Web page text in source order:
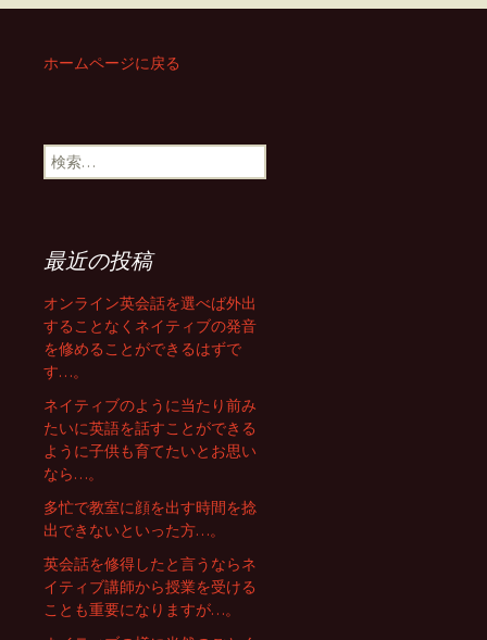
稿
ナ
ビ
ー
シ
ョ
ン
ホームページに戻る
検
索
最近の投稿
オンライン英会話を選べば外出
することなくネイティブの発音
を修めることができるはずで
す…。
ネイティブのように当たり前み
たいに英語を話すことができる
ように子供も育てたいとお思い
なら…。
多忙で教室に顔を出す時間を捻
出できないといった方…。
英会話を修得したと言うならネ
イティブ講師から授業を受ける
ことも重要になりますが…。